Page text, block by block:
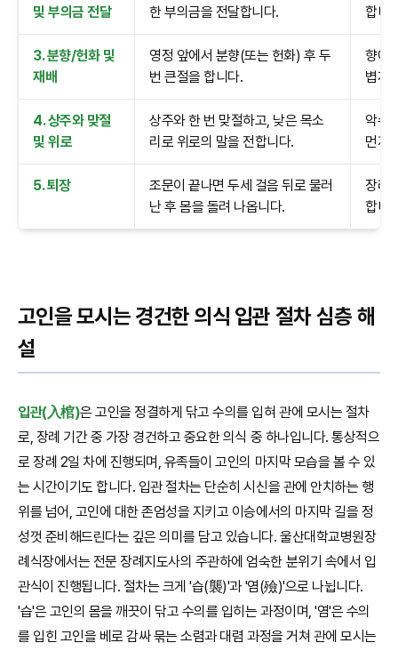
및 부의금 전달
한 부의금을 전달합니다.
합니
3. 분향/헌화 및
재배
영정 앞에서 분향(또는 헌화) 후 두
번 큰절을 합니다.
향에
볍게
4. 상주와 맞절
및 위로
상주와 한 번 맞절하고, 낮은 목소
리로 위로의 말을 전합니다.
악수
먼저
5. 퇴장
조문이 끝나면 두세 걸음 뒤로 물러
난 후 몸을 돌려 나옵니다.
장례
합니
고인을 모시는 경건한 의식 입관 절차 심층 해
설
입관(入棺)은 고인을 정결하게 닦고 수의를 입혀 관에 모시는 절차
로, 장례 기간 중 가장 경건하고 중요한 의식 중 하나입니다. 통상적으
로 장례 2일 차에 진행되며, 유족들이 고인의 마지막 모습을 볼 수 있
는 시간이기도 합니다. 입관 절차는 단순히 시신을 관에 안치하는 행
위를 넘어, 고인에 대한 존엄성을 지키고 이승에서의 마지막 길을 정
성껏 준비해드린다는 깊은 의미를 담고 있습니다. 울산대학교병원장
례식장에서는 전문 장례지도사의 주관하에 엄숙한 분위기 속에서 입
관식이 진행됩니다. 절차는 크게 '습(襲)'과 '염(殮)'으로 나뉩니다.
'습'은 고인의 몸을 깨끗이 닦고 수의를 입히는 과정이며, '염'은 수의
를 입힌 고인을 베로 감싸 묶는 소렴과 대렴 과정을 거쳐 관에 모시는